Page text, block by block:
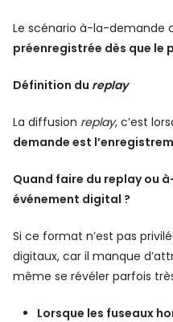
Le scénario à-la-demande
préenregistrée dès que
Définition du replay
La diffusion replay, c’est
demande est
Quand faire du replay ou
événement digital ?
Si ce format n’est pas
digitaux, car il manque
même se révéler parfois
Lorsque les fuseaux